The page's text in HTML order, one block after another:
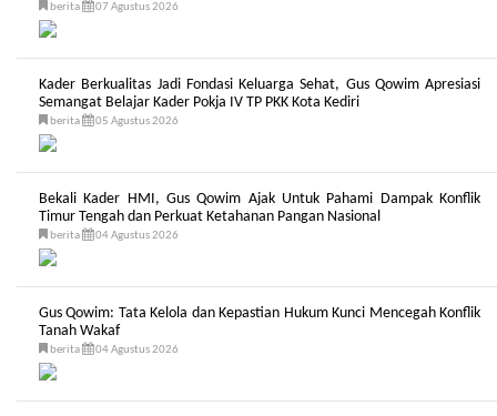
berita 07 Agustus 2026
Kader Berkualitas Jadi Fondasi Keluarga Sehat, Gus Qowim Apresiasi
Semangat Belajar Kader Pokja IV TP PKK Kota Kediri
berita 05 Agustus 2026
Bekali Kader HMI, Gus Qowim Ajak Untuk Pahami Dampak Konflik
Timur Tengah dan Perkuat Ketahanan Pangan Nasional
berita 04 Agustus 2026
Gus Qowim: Tata Kelola dan Kepastian Hukum Kunci Mencegah Konflik
Tanah Wakaf
berita 04 Agustus 2026